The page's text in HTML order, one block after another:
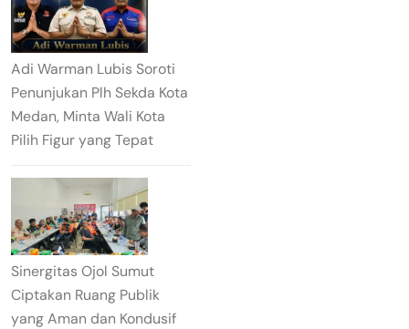
Adi Warman Lubis Soroti
Penunjukan Plh Sekda Kota
Medan, Minta Wali Kota
Pilih Figur yang Tepat
Sinergitas Ojol Sumut
Ciptakan Ruang Publik
yang Aman dan Kondusif